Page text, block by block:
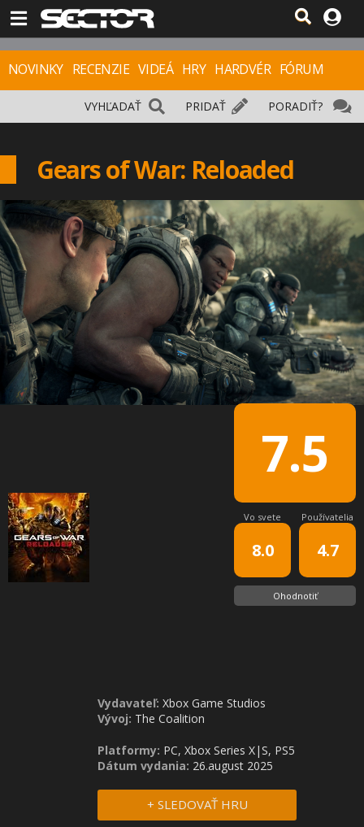
NOVINKY RECENZIE VIDEÁ HRY HARDVÉR FÓRUM
PORADIŤ?
PRIDAŤ
VYHĽADAŤ
Gears of War: Reloaded
7.5
Vo svete
8.0
Používatelia
4.7
Ohodnotiť
Vydavateľ: Xbox Game Studios
Vývoj: The Coalition
Platformy: PC, Xbox Series X|S, PS5
Dátum vydania: 26.august 2025
+ SLEDOVAŤ HRU